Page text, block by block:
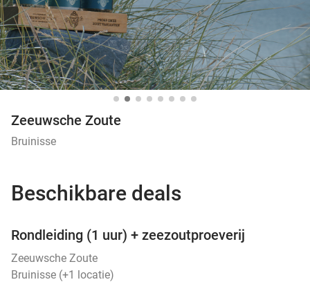
Zeeuwsche Zoute
Bruinisse
Beschikbare deals
Rondleiding (1 uur) + zeezoutproeverij
Zeeuwsche Zoute
Bruinisse (+1 locatie)